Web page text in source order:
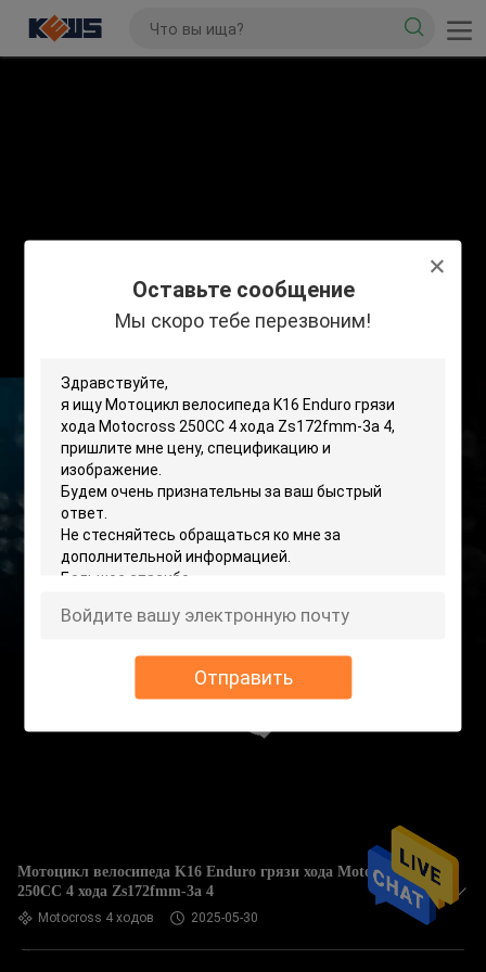
Оставьте сообщение
Мы скоро тебе перезвоним!
Отправить
Мотоцикл велосипеда K16 Enduro грязи хода Motocross
250CC 4 хода Zs172fmm-3a 4
Motocross 4 ходов 2025-05-30